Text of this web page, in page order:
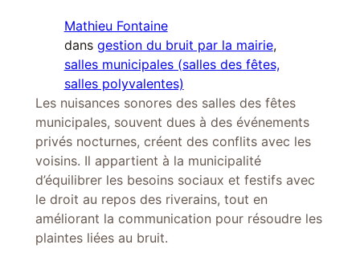
Mathieu Fontaine
dans gestion du bruit par la mairie
salles municipales (salles des fêtes,
salles polyvalentes)
Les nuisances sonores des salles des fêtes
municipales, souvent dues à des événements
privés nocturnes, créent des conflits avec les
voisins. Il appartient à la municipalité
d’équilibrer les besoins sociaux et festifs avec
le droit au repos des riverains, tout en
améliorant la communication pour résoudre les
plaintes liées au bruit.